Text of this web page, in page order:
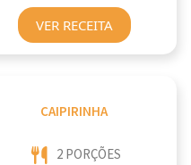
VER RECEITA
CAIPIRINHA
2 PORÇÕES